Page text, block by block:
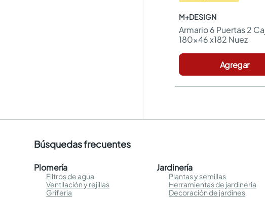
M+DESIGN
Armario 6 Puertas 2
180x46 x182 Nuez
Agregar
Búsquedas frecuentes
Plomería
Filtros de agua
Ventilación y rejillas
Griferia
Jardinería
Plantas y semillas
Herramientas de jardineria
Decoración de jardines